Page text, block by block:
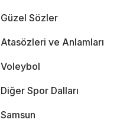
Güzel Sözler
Atasözleri ve Anlamları
Voleybol
Diğer Spor Dalları
Samsun